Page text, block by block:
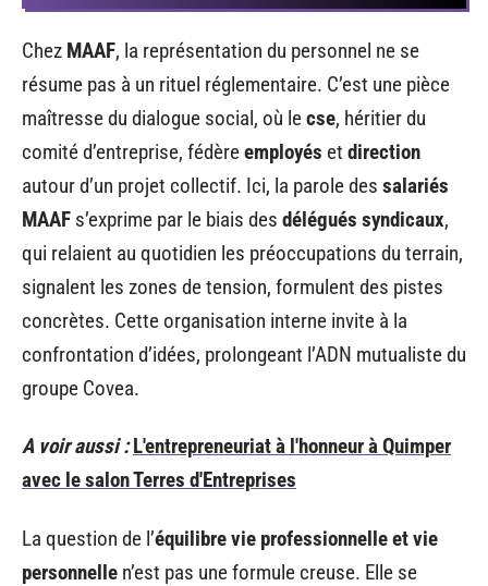
Chez MAAF, la représentation du personnel ne se
résume pas à un rituel réglementaire. C’est une pièce
maîtresse du dialogue social, où lecse, héritier du
comité d’entreprise, fédèreemployés et direction
autour d’un projet collectif. Ici, la parole des salariés
MAAF s’exprime par le biais des délégués syndicaux,
qui relaient au quotidien les préoccupations du terrain,
signalent les zones de tension, formulent des pistes
concrètes. Cette organisation interne invite à la
confrontation d’idées, prolongeant l’ADN mutualiste du
groupe Covea.
A voir aussi : L'entrepreneuriat à l'honneur à Quimper
avec le salon Terres d'Entreprises
La question de l’équilibre vie professionnelle et vie
personnelle n’est pas une formule creuse. Elle se